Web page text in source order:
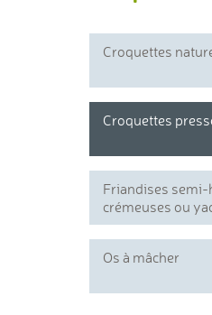
Croquettes
Croquettes
Friandises
crémeuses ou
Os à mâcher